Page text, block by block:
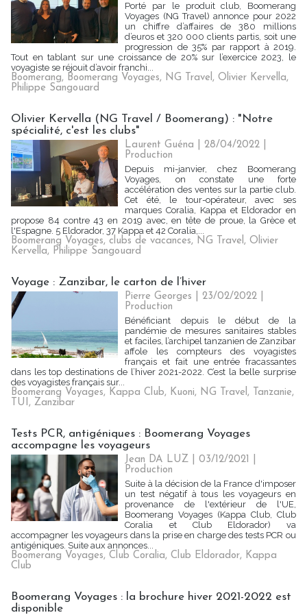
Porté par le produit club, Boomerang
Voyages (NG Travel) annonce pour 2022
un chiffre d’affaires de 380 millions
d’euros et 320 000 clients partis, soit une
progression de 35% par rapport à 2019.
Tout en tablant sur une croissance de 20% sur l’exercice 2023, le
voyagiste se réjouit d’avoir franchi...
Boomerang, Boomerang Voyages, NG Travel, Olivier Kervella,
Philippe Sangouard
Olivier Kervella (NG Travel / Boomerang) : "Notre
spécialité, c'est les clubs"
Laurent Guéna | 28/04/2022
Production
Depuis mi-janvier, chez Boomerang
Voyages, on constate une forte
accélération des ventes sur la partie club.
Cet été, le tour-opérateur, avec ses
marques Coralia, Kappa et Eldorador en
propose 84 contre 43 en 2019 avec, en tête de proue, la Grèce et
l'Espagne. 5 Eldorador, 37 Kappa et 42 Coralia,...
Boomerang Voyages, clubs de vacances, NG Travel, Olivier
Kervella, Philippe Sangouard
Voyage : Zanzibar, le carton de l’hiver
Pierre Georges | 23/02/2022
Production
Bénéficiant depuis le début de la
pandémie de mesures sanitaires stables
et faciles, l’archipel tanzanien de Zanzibar
affole les compteurs des voyagistes
français et fait une entrée fracassantes
dans les top destinations de l’hiver 2021-2022. C’est la belle surprise
des voyagistes français sur...
Boomerang Voyages, Kappa Club, Kuoni, NG Travel, Tanzanie,
TUI, Zanzibar
Tests PCR, antigéniques : Boomerang Voyages
accompagne les voyageurs
Jean DA LUZ | 03/12/2021
Production
Suite à la décision de la France d'imposer
un test négatif à tous les voyageurs en
provenance de l'extérieur de l'UE,
Boomerang Voyages (Kappa Club, Club
Coralia et Club Eldorador) va
accompagner les voyageurs dans la prise en charge des tests PCR ou
antigéniques. Suite aux annonces...
Boomerang Voyages, Club Coralia, Club Eldorador, Kappa
Club
Boomerang Voyages : la brochure hiver 2021-2022 est
disponible